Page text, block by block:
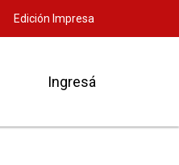
Edición Impresa
Ingresá